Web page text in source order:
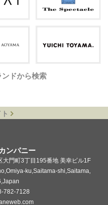
ドから検索
ンパニー
門町3丁目195番地 美幸ビル1F
ku,Saitama-shi,Saitama,
782-7128